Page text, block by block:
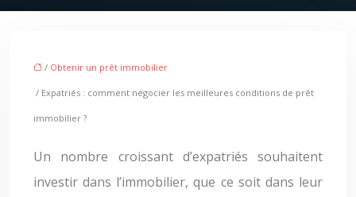
/ Obtenir un prêt immobilier
/ Expatriés : comment négocier les meilleures conditions de prêt
immobilier ?
Un nombre croissant d’expatriés souhaitent
investir dans l’immobilier, que ce soit dans leur